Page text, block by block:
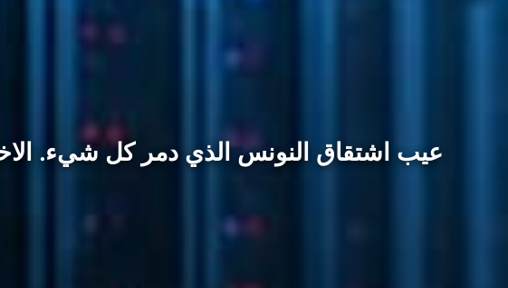
عيب اشتقاق النونس الذي دمر كل شيء.